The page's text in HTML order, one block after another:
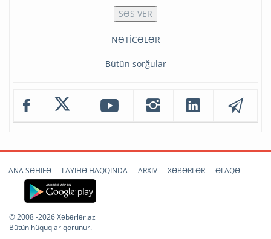
NƏTİCƏLƏR
Bütün sorğular
ANA SƏHİFƏ LAYİHƏ HAQQINDA ARXİV XƏBƏRLƏR ƏLAQƏ
© 2008 -2026 Xəbərlər.az
Bütün hüquqlar qorunur.